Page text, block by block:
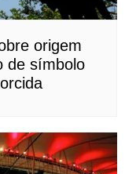
origem
de símbolo